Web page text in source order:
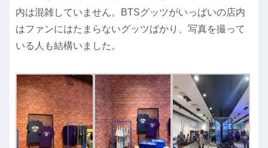
内は混雑していません。BTSグッツがいっぱいの店内
はファンにはたまらないグッツばかり、写真を撮って
いる人も結構いました。